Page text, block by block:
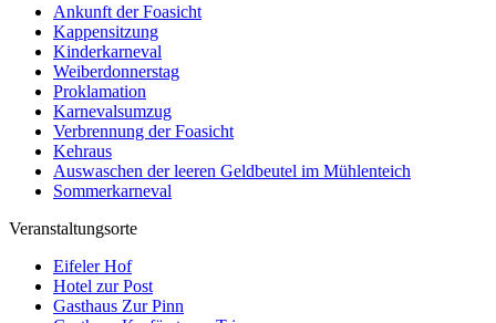
Ankunft der Foasicht
Kappensitzung
Kinderkarneval
Weiberdonnerstag
Proklamation
Karnevalsumzug
Verbrennung der Foasicht
Kehraus
Auswaschen der leeren Geldbeutel im Mühlenteich
Sommerkarneval
Veranstaltungsorte
Eifeler Hof
Hotel zur Post
Gasthaus Zur Pinn